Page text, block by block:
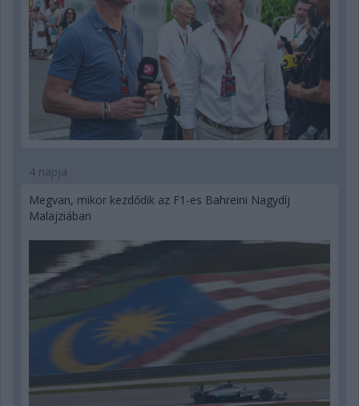
4 napja
Megvan, mikor kezdődik az F1-es Bahreini Nagydíj
Malajziában